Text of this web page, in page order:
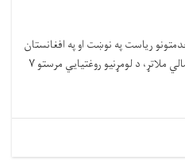
ریاست په نوښت او په افغانستان
کې د سره صلیب نړیوالې کمېټې په مالي ملاتړ، د لومړنیو روغتیايي مرستو ۷